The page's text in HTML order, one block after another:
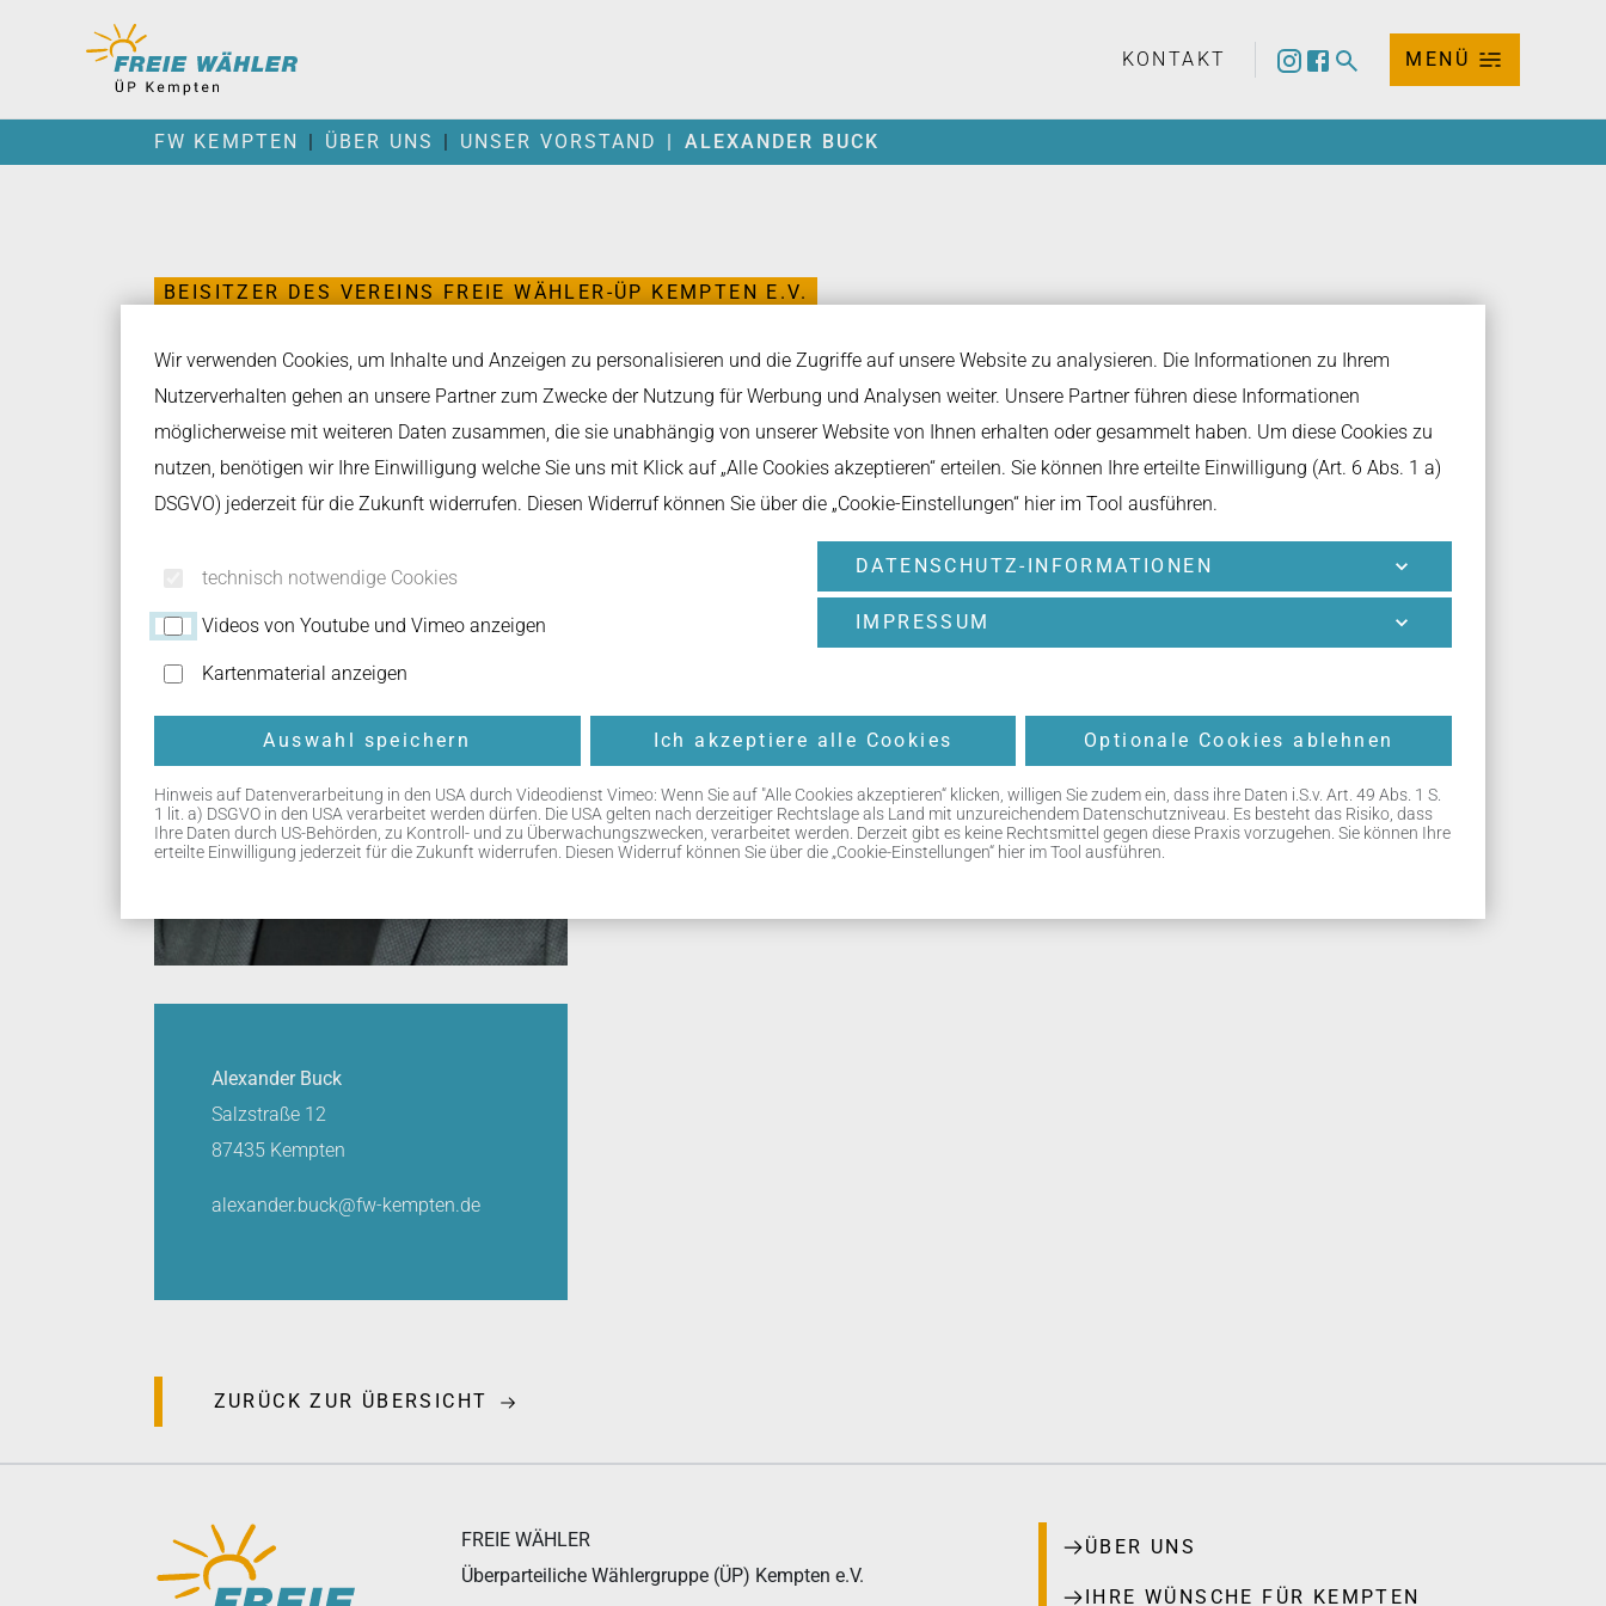
Informationen und Einstellungen zur Barrierefreiheit
KONTAKT MENÜ
FW KEMPTEN ÜBER UNS UNSER VORSTAND ALEXANDER BUCK
BEISITZER DES VEREINS FREIE WÄHLER-ÜP KEMPTEN E.V.
ALEXANDER BUCK
Alexander Buck
Salzstraße 12
87435 Kempten
alexander.buck@fw-kempten.de
ZURÜCK ZUR ÜBERSICHT
Alexander Buck ist Beisitzer der Freien Wähler Kempten.
FREIE WÄHLER
Überparteiliche Wählergruppe (ÜP) Kempten e.V.
ÜBER UNS
IHRE WÜNSCHE FÜR KEMPTEN
Wir verwenden Cookies, um Inhalte und Anzeigen zu personalisieren und die Zugriffe auf unsere Website zu analysieren. Die Informationen zu Ihrem
Nutzerverhalten gehen an unsere Partner zum Zwecke der Nutzung für Werbung und Analysen weiter. Unsere Partner führen diese Informationen
möglicherweise mit weiteren Daten zusammen, die sie unabhängig von unserer Website von Ihnen erhalten oder gesammelt haben. Um diese Cookies zu
nutzen, benötigen wir Ihre Einwilligung welche Sie uns mit Klick auf „Alle Cookies akzeptieren“ erteilen. Sie können Ihre erteilte Einwilligung (Art. 6 Abs. 1 a)
DSGVO) jederzeit für die Zukunft widerrufen. Diesen Widerruf können Sie über die „Cookie-Einstellungen“ hier im Tool ausführen.
technisch notwendige Cookies
Videos von Youtube und Vimeo anzeigen
Kartenmaterial anzeigen
DATENSCHUTZ-INFORMATIONEN
IMPRESSUM
Auswahl speichern Ich akzeptiere alle Cookies Optionale Cookies ablehnen
Hinweis auf Datenverarbeitung in den USA durch Videodienst Vimeo: Wenn Sie auf "Alle Cookies akzeptieren“ klicken, willigen Sie zudem ein, dass ihre Daten i.S.v. Art. 49 Abs. 1 S.
1 lit. a) DSGVO in den USA verarbeitet werden dürfen. Die USA gelten nach derzeitiger Rechtslage als Land mit unzureichendem Datenschutzniveau. Es besteht das Risiko, dass
Ihre Daten durch US-Behörden, zu Kontroll- und zu Überwachungszwecken, verarbeitet werden. Derzeit gibt es keine Rechtsmittel gegen diese Praxis vorzugehen. Sie können Ihre
erteilte Einwilligung jederzeit für die Zukunft widerrufen. Diesen Widerruf können Sie über die „Cookie-Einstellungen“ hier im Tool ausführen.